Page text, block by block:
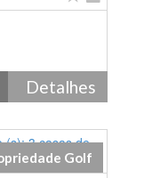
Detalhes
Golf